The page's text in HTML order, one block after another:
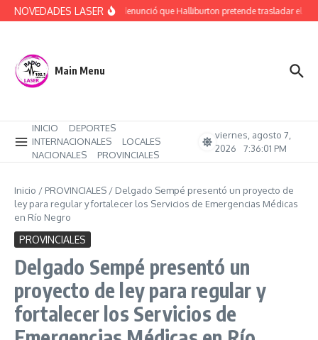
Saltar al contenido
NOVEDADES LASERRucci denunció que Halliburton pretende trasladar el
Main Menu
INICIO
DEPORTES
INTERNACIONALES
LOCALES
NACIONALES
PROVINCIALES
viernes, agosto 7,
2026
7:36:01 PM
Inicio / PROVINCIALES / Delgado Sempé presentó un proyecto de
ley para regular y fortalecer los Servicios de Emergencias Médicas
en Río Negro
PROVINCIALES
Delgado Sempé presentó un
proyecto de ley para regular y
fortalecer los Servicios de